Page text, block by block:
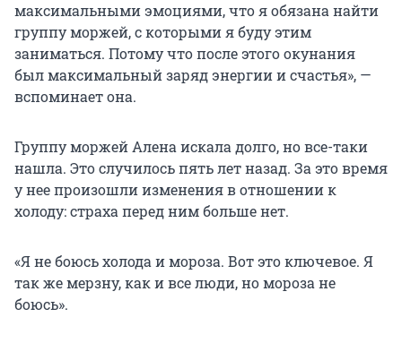
максимальными эмоциями, что я обязана найти
группу моржей, с которыми я буду этим
заниматься. Потому что после этого окунания
был максимальный заряд энергии и счастья», —
вспоминает она.
Группу моржей Алена искала долго, но все-таки
нашла. Это случилось пять лет назад. За это время
у нее произошли изменения в отношении к
холоду: страха перед ним больше нет.
«Я не боюсь холода и мороза. Вот это ключевое. Я
так же мерзну, как и все люди, но мороза не
боюсь».